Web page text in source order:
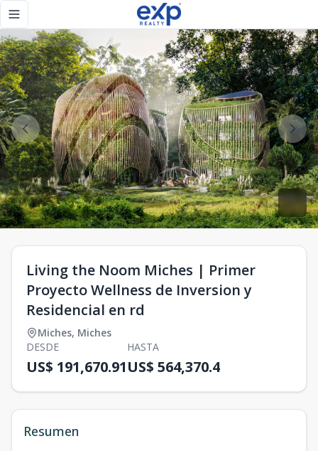
Toggle navigation menu
Living the Noom Miches | Primer
Proyecto Wellness de Inversion y
Residencial en rd
Miches, Miches
DESDE
US$ 191,670.91
HASTA
US$ 564,370.4
Resumen
Living the Noom Miches | Primer Proyecto Wellness de